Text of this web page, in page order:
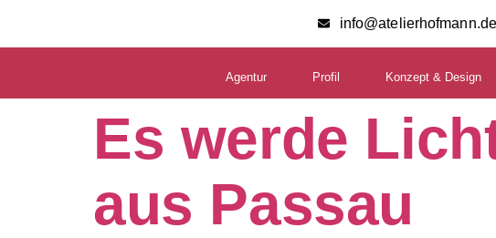
info@atelierhofmann.de
Agentur Profil Konzept & Design
Es werde
aus Passau